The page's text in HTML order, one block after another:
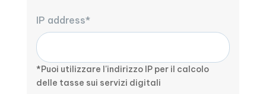
IP address*
*Puoi utilizzare l'indirizzo IP per il calcolo
delle tasse sui servizi digitali